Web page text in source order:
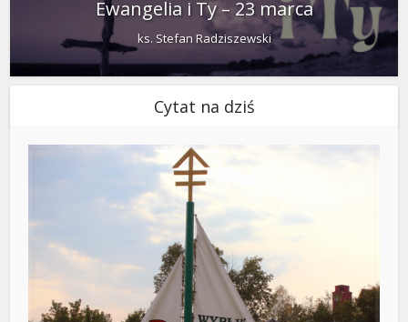
Ewangelia i Ty – 23 marca
ks. Stefan Radziszewski
Cytat na dziś